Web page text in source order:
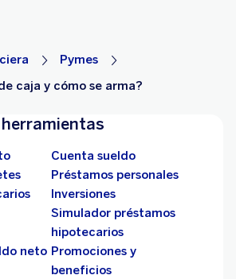
Pymes
caja y cómo se arma?
Cuenta sueldo
Préstamos personales
Inversiones
Simulador préstamos
hipotecarios
neto Promociones y
beneficios